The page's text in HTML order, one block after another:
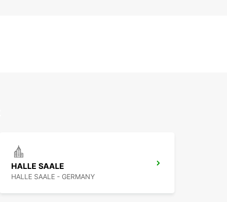
HALLE SAALE
HALLE SAALE - GERMANY